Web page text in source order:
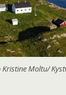
Kristine Moltu/